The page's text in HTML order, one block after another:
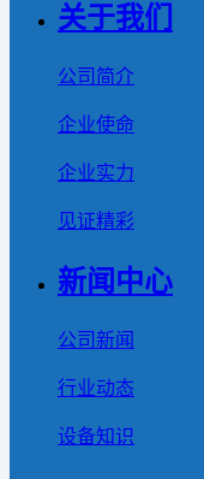
关于我们
公司简介
企业使命
企业实力
见证精彩
新闻中心
公司新闻
行业动态
设备知识